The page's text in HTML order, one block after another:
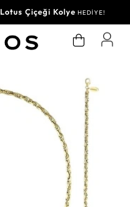
Lotus Çiçeği Kolye HEDİYE!